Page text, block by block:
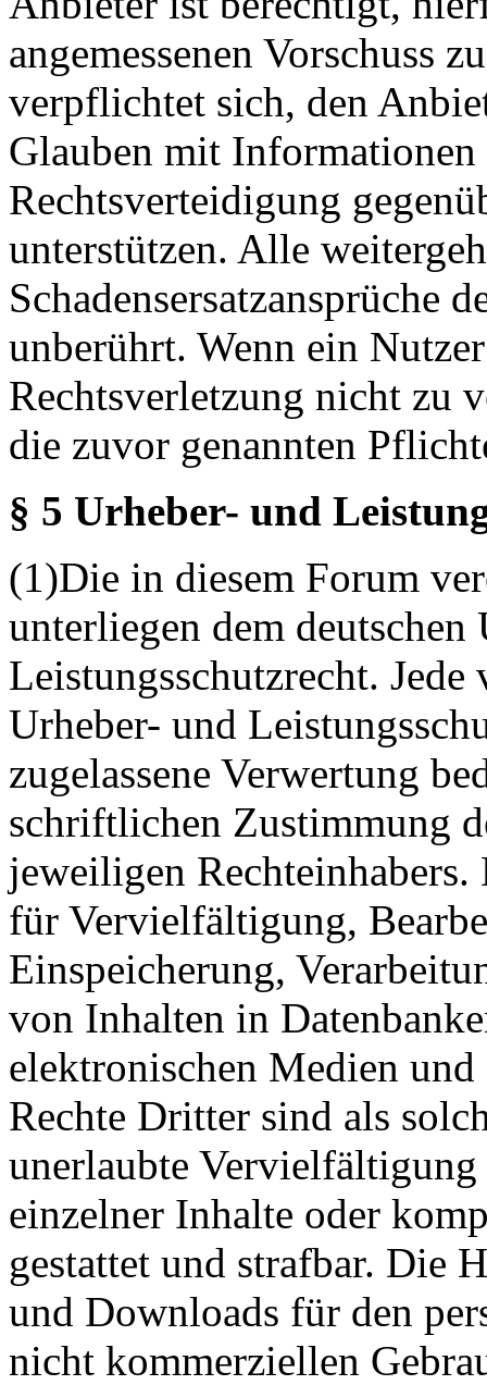
angemessenen Vorschuss
verpflichtet sich, den
Glauben mit
Rechtsverteidigung
unterstützen. Alle
Schadensersatzansprüche
unberührt. Wenn ein
Rechtsverletzung nicht zu
die zuvor genannten
§ 5 Urheber- und
(1)Die in diesem Forum
unterliegen dem deutschen
Leistungsschutzrecht. Jede
Urheber- und
zugelassene Verwertung
schriftlichen Zustimmung
jeweiligen
für Vervielfältigung,
Einspeicherung,
von Inhalten in
elektronischen Medien
Rechte Dritter sind als
unerlaubte Vervielfältigung
einzelner Inhalte oder
gestattet und strafbar. Die
und Downloads für den
nicht kommerziellen